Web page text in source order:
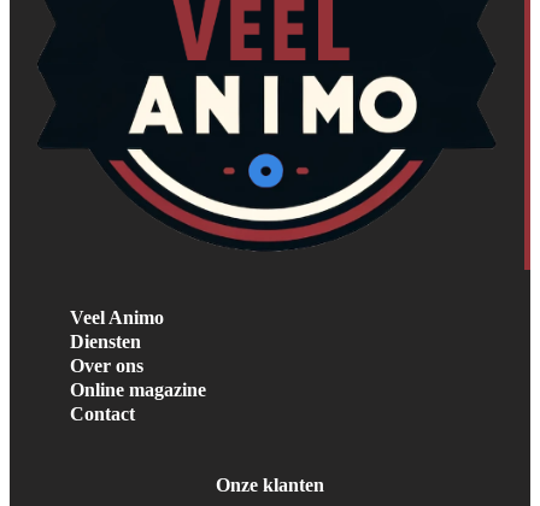
Veel Animo
Diensten
Over ons
Online magazine
Contact
Onze klanten